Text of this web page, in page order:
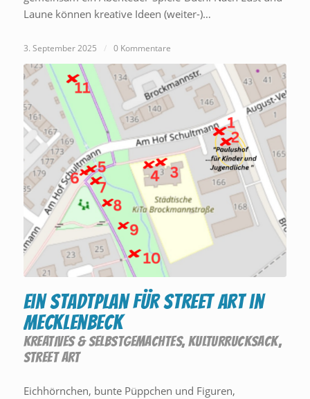
Laune können kreative Ideen (weiter-)…
3. September 2025 / 0 Kommentare
Ein Stadtplan für Street Art in
Mecklenbeck
KREATIVES & SELBSTGEMACHTES, KULTURRUCKSACK,
STREET ART
Eichhörnchen, bunte Püppchen und Figuren,